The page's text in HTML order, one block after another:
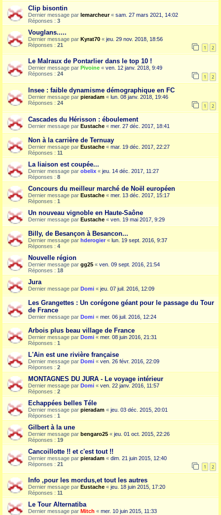
Clip bisontin
Dernier message par lemarcheur« sam. 27 mars 2021, 14:02
Réponses : 3
Vouglans.....
Dernier message par Kyrat70 « jeu. 29 nov. 2018, 18:56
Réponses : 21 1 2
Le Malraux de Pontarlier dans le top 10 !
Dernier message par Pivoine « ven. 12 janv. 2018, 9:49
Réponses : 24 1 2
Insee : faible dynamisme démographique en FC
Dernier message par pieradam « lun. 08 janv. 2018, 19:46
Réponses : 24 1 2
Cascades du Hérisson : éboulement
Dernier message par Eustache « mer. 27 déc. 2017, 18:41
Non à la carrière de Ternuay
Dernier message par Eustache « mar. 19 déc. 2017, 22:27
Réponses : 11
La liaison est coupée...
Dernier message par obelix « jeu. 14 déc. 2017, 11:27
Réponses : 8
Concours du meilleur marché de Noël européen
Dernier message par Eustache « mer. 13 déc. 2017, 15:17
Réponses : 1
Un nouveau vignoble en Haute-Saône
Dernier message par Eustache « ven. 19 mai 2017, 9:29
Billy, de Besançon à Besancon...
Dernier message par hderogier « lun. 19 sept. 2016, 9:37
Réponses : 4
Nouvelle région
Dernier message par gg25 « ven. 09 sept. 2016, 21:54
Réponses : 18
Jura
Dernier message par Domi « jeu. 07 juil. 2016, 12:09
Les Grangettes : Un corégone géant pour le passage du Tour
de France
Dernier message par Domi « mer. 06 juil. 2016, 12:24
Arbois plus beau village de France
Dernier message par Domi « mer. 08 juin 2016, 21:31
Réponses : 1
L'Ain est une rivière française
Dernier message par Domi « ven. 26 févr. 2016, 22:09
Réponses : 2
MONTAGNES DU JURA - Le voyage intérieur
Dernier message par Domi « ven. 22 janv. 2016, 11:57
Réponses : 2
Echappées belles Téle
Dernier message par pieradam « jeu. 03 déc. 2015, 20:01
Réponses : 1
Gilbert à la une
Dernier message par bengaro25 « jeu. 01 oct. 2015, 22:26
Réponses : 19
Cancoillotte !! et c'est tout !!
Dernier message par pieradam « dim. 21 juin 2015, 12:40
Réponses : 21 1 2
Info ,pour les mordus,et tout les autres
Dernier message par Eustache « jeu. 18 juin 2015, 17:20
Réponses : 11
Le Tour Alternatiba
Dernier message par Mitch « mer. 10 juin 2015, 11:33